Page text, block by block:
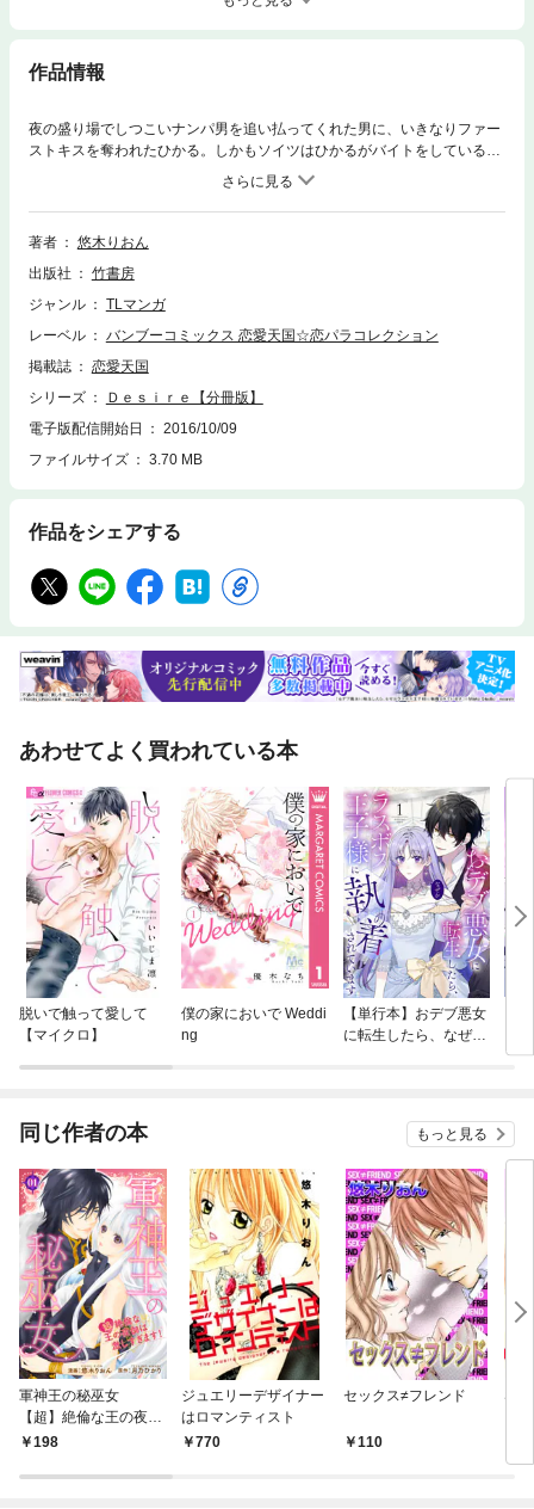
作品情報
夜の盛り場でしつこいナンパ男を追い払ってくれた男に、いきなりファー
ストキスを奪われたひかる。しかもソイツはひかるがバイトをしている叔
父の経営するカフェバーのバーテンダー・篠守北斗だった！！客には愛想
のよいところを見せるのに、ひかるにはキツイ事しか言わない北斗。そう
かと思うと妙に優しくされたり…北斗のことがどんどん気になるひかるだ
ったが…？イジワルでオトナな男といじっぱりな優等生のスリリングな恋
の作品集！！ ※本コンテンツは単行本「Ｄｅｓｉｒｅ」を分冊したもので
す。
著者
悠木りおん
出版社
竹書房
ジャンル
TLマンガ
レーベル
バンブーコミックス 恋愛天国☆恋パラコレクション
掲載誌
恋愛天国
シリーズ
Ｄｅｓｉｒｅ【分冊版】
電子版配信開始日
2016/10/09
ファイルサイズ
3.70 MB
作品をシェアする
あわせてよく買われている本
脱いで触って愛して
【マイクロ】
僕の家においで Weddi
ng
【単行本】おデブ悪女
に転生したら、なぜか
同じ作者の本 もっと見る
軍神王の秘巫女
【超】絶倫な王の夜伽
は激しすぎます！ 【短
198
ジュエリーデザイナー
はロマンティスト
770
セックス≠フレンド
110
S系